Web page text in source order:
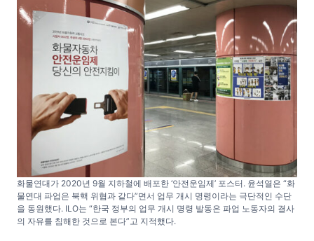
화물연대가 2020년 9월 지하철에 배포한 ‘안전운임제’ 포스터. 윤석열은 “화
물연대 파업은 북핵 위협과 같다”면서 업무 개시 명령이라는 극단적인 수단
을 동원했다. ILO는 “한국 정부의 업무 개시 명령 발동은 파업 노동자의 결사
의 자유를 침해한 것으로 본다”고 지적했다.